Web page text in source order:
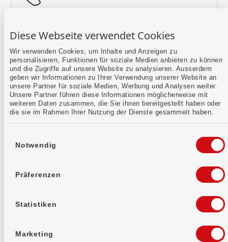
Diese Webseite verwendet Cookies
Wir verwenden Cookies, um Inhalte und Anzeigen zu
personalisieren, Funktionen für soziale Medien anbieten zu können
und die Zugriffe auf unsere Website zu analysieren. Ausserdem
geben wir Informationen zu Ihrer Verwendung unserer Website an
unsere Partner für soziale Medien, Werbung und Analysen weiter.
Unsere Partner führen diese Informationen möglicherweise mit
weiteren Daten zusammen, die Sie ihnen bereitgestellt haben oder
die sie im Rahmen Ihrer Nutzung der Dienste gesammelt haben.
Notwendig
Präferenzen
Statistiken
Marketing
Mehr erfahren
Kontaktformular